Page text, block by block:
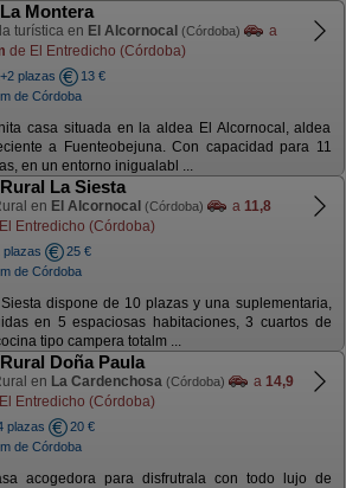
Montera
turística en El Alcornocal (Córdoba)
a
de El Entredicho (Córdoba)
plazas
13 €
de Córdoba
casa situada en la aldea El Alcornocal, aldea
a Fuenteobejuna. Con capacidad para 11
en un entorno inigualabl ...
La Siesta
en El Alcornocal (Córdoba) a 11,8
Entredicho (Córdoba)
plazas
25 €
de Córdoba
dispone de 10 plazas y una suplementaria,
en 5 espaciosas habitaciones, 3 cuartos de
tipo campera totalm ...
Doña Paula
en La Cardenchosa (Córdoba) a 14,9
Entredicho (Córdoba)
plazas
20 €
de Córdoba
acogedora para disfrutrala con todo lujo de